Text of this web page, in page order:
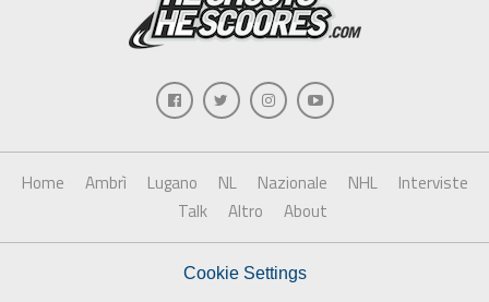
Home Ambrì Lugano NL Nazionale NHL
Interviste
Talk
Altro About
Cookie Settings